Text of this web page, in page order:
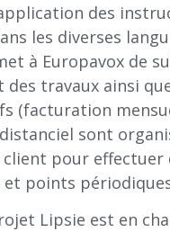
des
les diverses
à Europavox de
des travaux ainsi
(facturation
sont
client pour effectuer
points
Lipsie est en